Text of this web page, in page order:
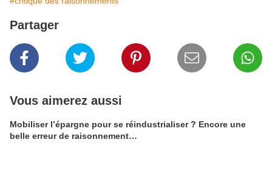
Partager
Vous aimerez aussi
Mobiliser l’épargne pour se réindustrialiser ? Encore une
belle erreur de raisonnement…